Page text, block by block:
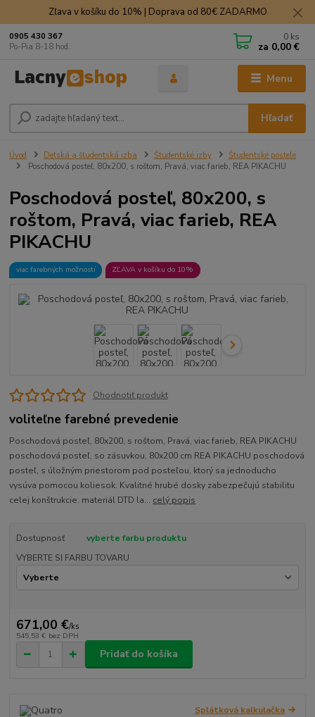
Zľava v košíku do 10% | Doprava od 80€ ZADARMO
Menu
Hľadať
0905 430 367
Po-Pia 8-18 hod.
0 ks
za 0,00 €
Úvod Detská a študentská izba Študentské izby
Študentské postele
Poschodová posteľ, 80x200, s roštom, Pravá, viac farieb, REA PIKACHU
Poschodová posteľ, 80x200, s
roštom, Pravá, viac farieb, REA
PIKACHU
viac farebných možností ZĽAVA v košíku do 10%
Ohodnotiť produkt
voliteľne farebné prevedenie
Poschodová posteľ, 80x200, s roštom, Pravá, viac farieb, REA PIKACHU
poschodová posteľ, so zásuvkou, 80x200 cm REA PIKACHU poschodová
posteľ, s úložným priestorom pod posteľou, ktorý sa jednoducho
vysúva pomocou koliesok. Kvalitné hrubé dosky zabezpečujú stabilitu
celej konštrukcie. materiál DTD la... celý popis
Dostupnosť
vyberte farbu produktu
VYBERTE SI FARBU TOVARU
671,00 €/ks
545,53 € bez DPH
Pridať do košíka
Splátková kalkulačka